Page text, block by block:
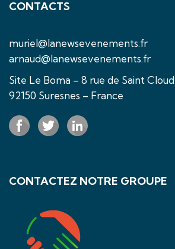
CONTACTS
muriel@lanewsevenements.fr
arnaud@lanewsevenements.fr
Site Le Boma – 8 rue de Saint Cloud
92150 Suresnes – France
CONTACTEZ NOTRE GROUPE